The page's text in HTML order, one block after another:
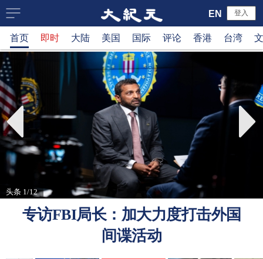
大
纪
元
新
闻
网
登入
EN
首页 即时 大陆 美国 国际 评论 香港 台湾
头条 1/12
专访FBI局长：加大力度打击外国
间谍活动